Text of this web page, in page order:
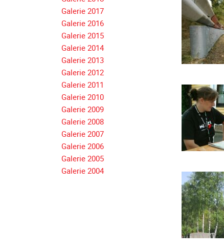
Galerie 2017
Galerie 2016
Galerie 2015
Galerie 2014
Galerie 2013
Galerie 2012
Galerie 2011
Galerie 2010
Galerie 2009
Galerie 2008
Galerie 2007
Galerie 2006
Galerie 2005
Galerie 2004